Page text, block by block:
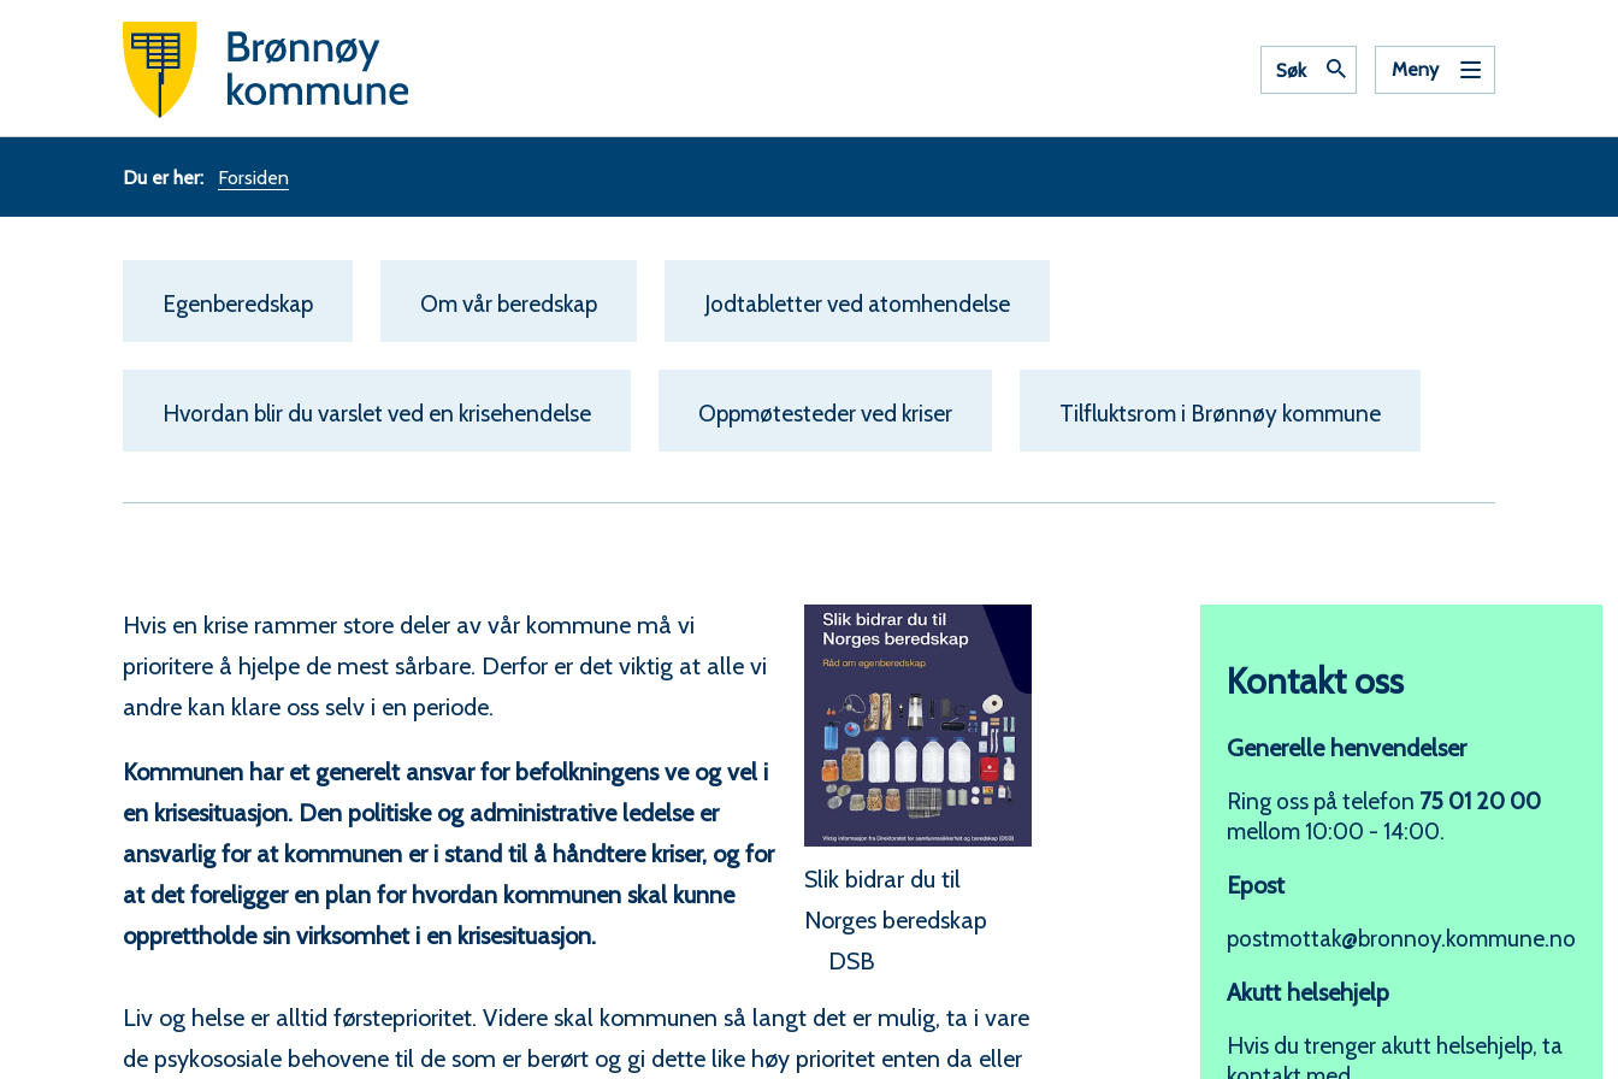
Brønnøy
Søk Meny
Du
Forsiden
Egenberedskap Om vår beredskap Jodtabletter ved atomhendelse
Hvordan blir du varslet ved en krisehendelse Oppmøtesteder ved kriser Tilfluktsrom i Brønnøy kommune
Slik bidrar du til
Norges beredskap
DSB
Hvis en krise rammer store deler av vår kommune må vi
prioritere å hjelpe de mest sårbare. Derfor er det viktig at alle vi
andre kan klare oss selv i en periode.
Kommunen har et generelt ansvar for befolkningens ve og vel i
en krisesituasjon. Den politiske og administrative ledelse er
ansvarlig for at kommunen er i stand til å håndtere kriser, og for
at det foreligger en plan for hvordan kommunen skal kunne
opprettholde sin virksomhet i en krisesituasjon.
Liv og helse er alltid førsteprioritet. Videre skal kommunen så langt det er mulig, ta i vare
de psykososiale behovene til de som er berørt og gi dette like høy prioritet enten da eller
Kontakt oss
Generelle henvendelser
Ring oss på telefon 75 01 20 00
mellom 10:00 - 14:00.
Epost
postmottak@bronnoy.kommune.no
Akutt helsehjelp
Hvis du trenger akutt helsehjelp, ta